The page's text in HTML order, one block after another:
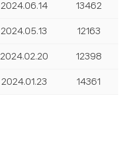
2024.06.14 13462
2024.05.13 12163
2024.02.20 12398
2024.01.23 14361